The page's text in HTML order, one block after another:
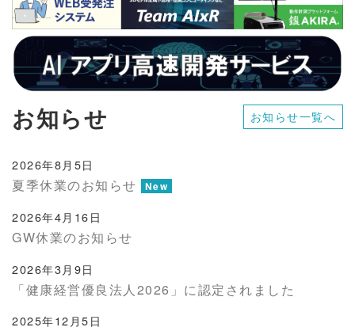
お知らせ お知らせ一覧へ
2026年8月5日
夏季休業のお知らせ New
2026年4月16日
GW休業のお知らせ
2026年3月9日
「健康経営優良法人2026」に認定されました
2025年12月5日